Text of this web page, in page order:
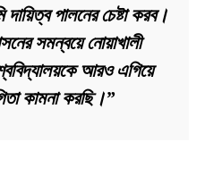
পালনের চেষ্টা করব।
সমন্বয়ে নোয়াখালী
আরও এগিয়ে
কামনা করছি।”